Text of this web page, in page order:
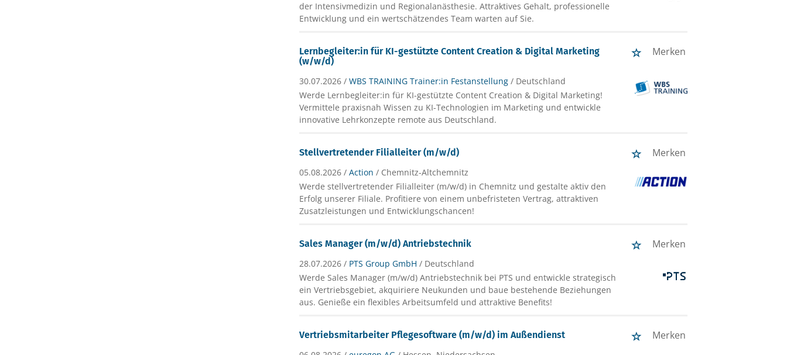
der Intensivmedizin und Regionalanästhesie. Attraktives Gehalt, professionelle
Entwicklung und ein wertschätzendes Team warten auf Sie.
Lernbegleiter:in für KI-gestützte Content Creation & Digital Marketing
(w/w/d)
Merken
30.07.2026 /WBS TRAINING Trainer:in Festanstellung / Deutschland
Werde Lernbegleiter:in für KI-gestützte Content Creation & Digital Marketing!
Vermittele praxisnah Wissen zu KI-Technologien im Marketing und entwickle
innovative Lehrkonzepte remote aus Deutschland.
Stellvertretender Filialleiter (m/w/d) Merken
05.08.2026 /Action / Chemnitz-Altchemnitz
Werde stellvertretender Filialleiter (m/w/d) in Chemnitz und gestalte aktiv den
Erfolg unserer Filiale. Profitiere von einem unbefristeten Vertrag, attraktiven
Zusatzleistungen und Entwicklungschancen!
Sales Manager (m/w/d) Antriebstechnik Merken
28.07.2026 / PTS Group GmbH / Deutschland
Werde Sales Manager (m/w/d) Antriebstechnik bei PTS und entwickle strategisch
ein Vertriebsgebiet, akquiriere Neukunden und baue bestehende Beziehungen
aus. Genieße ein flexibles Arbeitsumfeld und attraktive Benefits!
Vertriebsmitarbeiter Pflegesoftware (m/w/d) im Außendienst Merken